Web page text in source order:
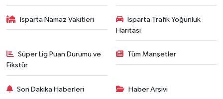
Isparta Namaz Vakitleri
Isparta Trafik Yoğunluk
Haritası
Süper Lig Puan Durumu ve
Fikstür
Tüm Manşetler
Son Dakika Haberleri Haber Arşivi